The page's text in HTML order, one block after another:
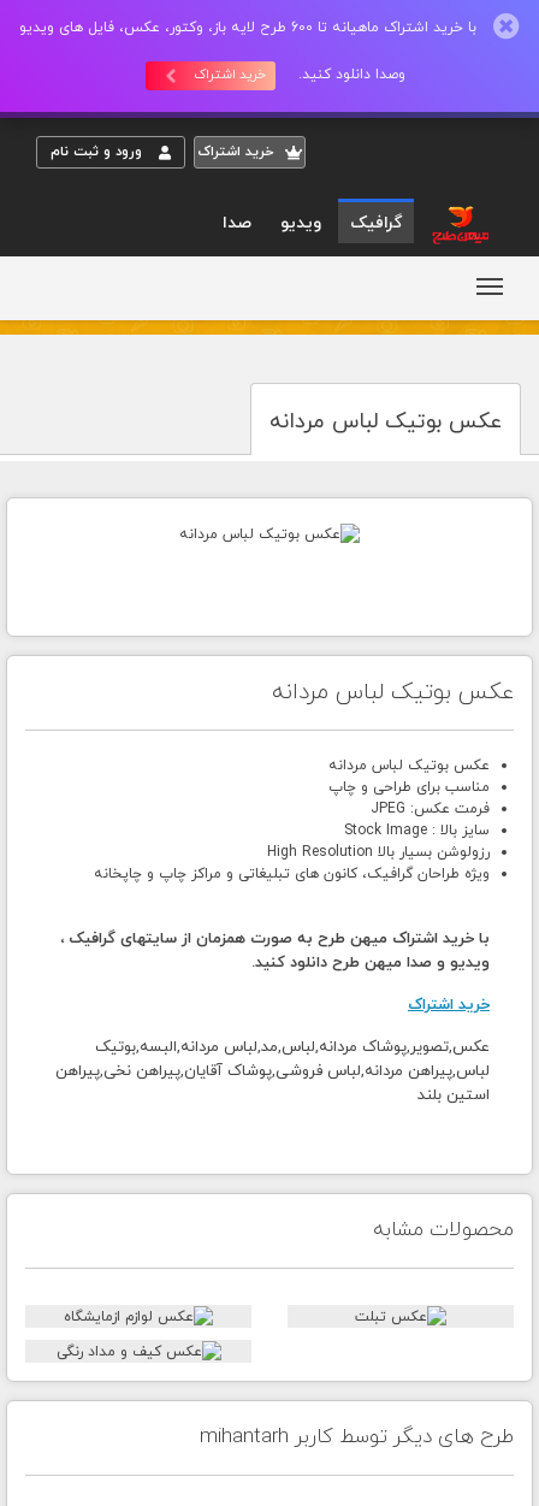
با خرید اشتراک ماهیانه تا 600 طرح لایه باز، وکتور، عکس، فایل های ویدیو
وصدا دانلود کنید. خرید اشتراک
خريد اشتراک ورود و ثبت نام
گرافیک ویدیو صدا
عکس بوتیک لباس مردانه
عکس بوتیک لباس مردانه
عکس بوتیک لباس مردانه
مناسب برای طراحی و چاپ
فرمت عکس: JPEG
سایز بالا : Stock Image
رزولوشن بسیار بالا High Resolution
ویژه طراحان گرافیک، کانون های تبلیغاتی و مراکز چاپ و چاپخانه
با خرید اشتراک میهن طرح به صورت همزمان از سایتهای گرافیک ،
ویدیو و صدا میهن طرح دانلود کنید.
خرید اشتراک
عکس,تصویر,پوشاک مردانه,لباس,مد,لباس مردانه,البسه,بوتیک
لباس,پیراهن مردانه,لباس فروشی,پوشاک آقایان,پیراهن نخی,پیراهن
استین بلند
محصولات مشابه
طرح های دیگر توسط کاربر mihantarh